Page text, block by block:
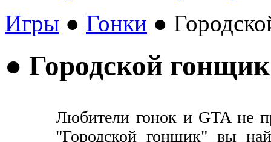
Игры ● Гонки ●
● Городской гонщик
Любители гонок и GTA не
"Городской гонщик" вы